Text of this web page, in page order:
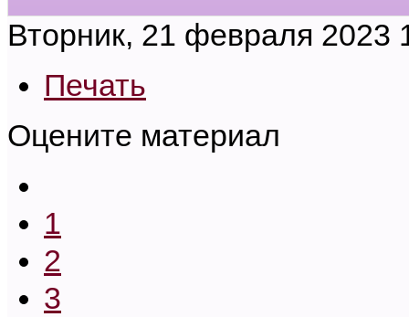
Вторник, 21 февраля 2023
Печать
Оцените материал
1
2
3